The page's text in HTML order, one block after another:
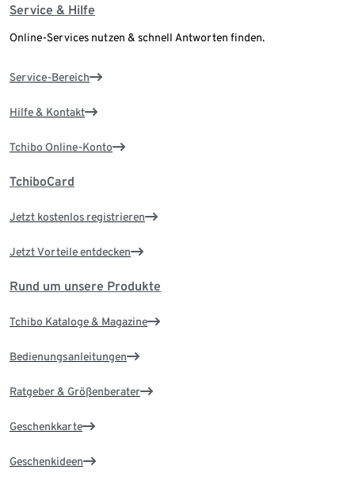
Service & Hilfe
Online-Services nutzen & schnell Antworten finden.
Service-Bereich
Hilfe & Kontakt
Tchibo Online-Konto
TchiboCard
Jetzt kostenlos registrieren
Jetzt Vorteile entdecken
Rund um unsere Produkte
Tchibo Kataloge & Magazine
Bedienungsanleitungen
Ratgeber & Größenberater
Geschenkkarte
Geschenkideen